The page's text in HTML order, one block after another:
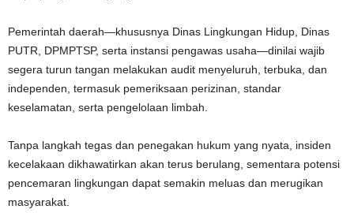
Pemerintah daerah—khususnya Dinas Lingkungan Hidup, Dinas
PUTR, DPMPTSP, serta instansi pengawas usaha—dinilai wajib
segera turun tangan melakukan audit menyeluruh, terbuka, dan
independen, termasuk pemeriksaan perizinan, standar
keselamatan, serta pengelolaan limbah.
Tanpa langkah tegas dan penegakan hukum yang nyata, insiden
kecelakaan dikhawatirkan akan terus berulang, sementara potensi
pencemaran lingkungan dapat semakin meluas dan merugikan
masyarakat.